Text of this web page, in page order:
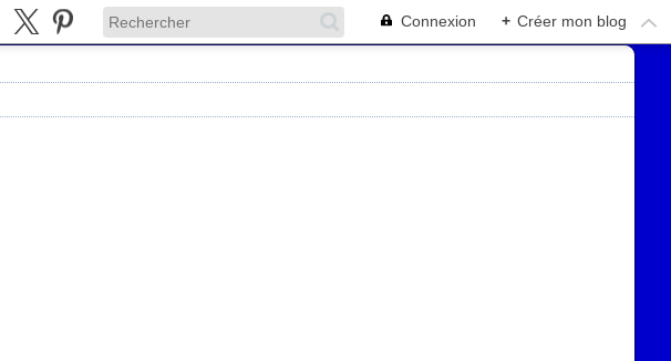
Connexion + Créer mon blog